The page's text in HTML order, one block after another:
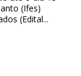
(Ifes)
(Edital...